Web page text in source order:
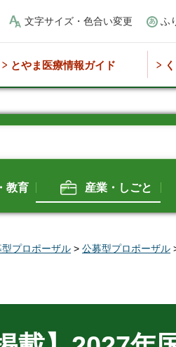
文字サイズ・色合い変更 ふ
とやま医療情報ガイド
教育 産業・しごと
プロポーザル > 公募型プロポーザル